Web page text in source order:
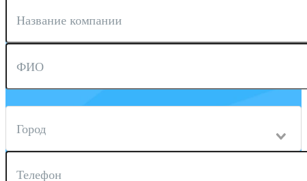
Название компании
ФИО
Город
Телефон